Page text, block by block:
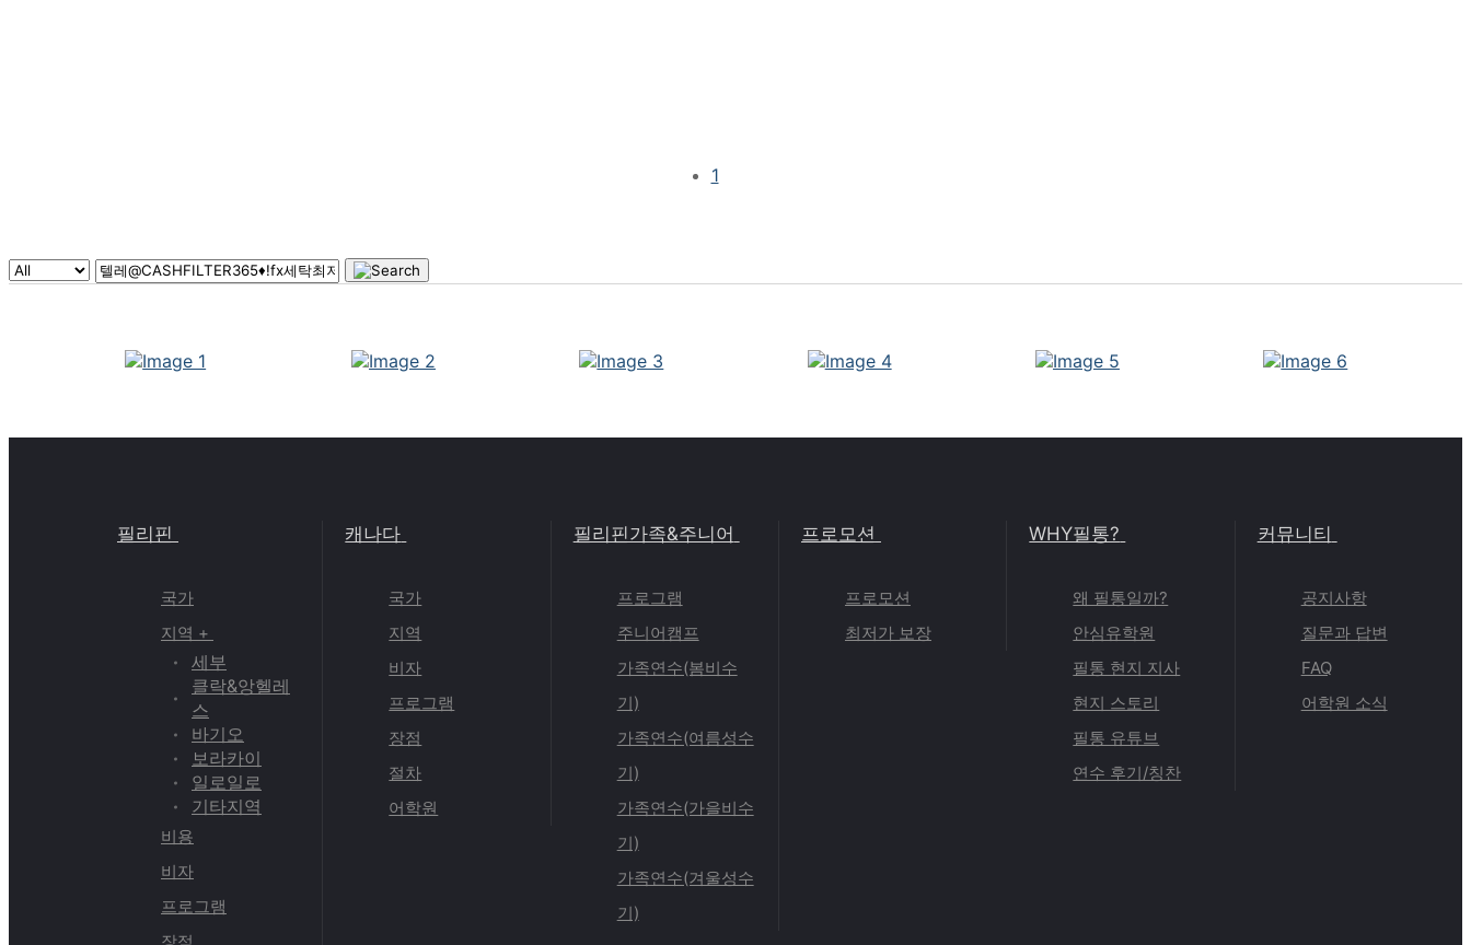
1
필리핀
국가
지역 +
세부
클락&앙헬레
스
바기오
보라카이
일로일로
기타지역
비용
비자
프로그램
캐나다
국가
지역
비자
프로그램
장점
절차
어학원
필리핀가족&주니어
프로그램
주니어캠프
가족연수(봄비수
기)
가족연수(여름성수
기)
가족연수(가을비수
기)
가족연수(겨울성수
기)
프로모션
프로모션
최저가 보장
WHY필통?
왜 필통일까?
안심유학원
필통 현지 지사
현지 스토리
필통 유튜브
연수 후기/칭찬
커뮤니티
공지사항
질문과 답변
FAQ
어학원 소식